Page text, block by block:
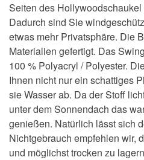
Seiten des
Dadurch sind Sie
etwas mehr Privatsphäre. Die
Materialien gefertigt. Das
100 % Polyacryl / Polyester.
Ihnen nicht nur ein schattiges
sie Wasser ab. Da der Stoff
unter dem Sonnendach das
genießen. Natürlich lässt sich
Nichtgebrauch empfehlen wir,
und möglichst trocken zu